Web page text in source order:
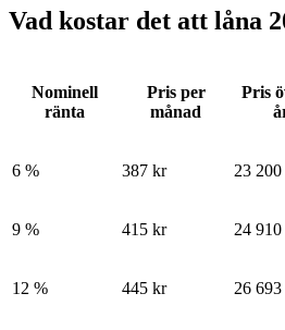
Vad kostar det att låna
Nominell
ränta
Pris per
månad
Pris
6 % 387 kr 23
9 % 415 kr 24
12 % 445 kr 26